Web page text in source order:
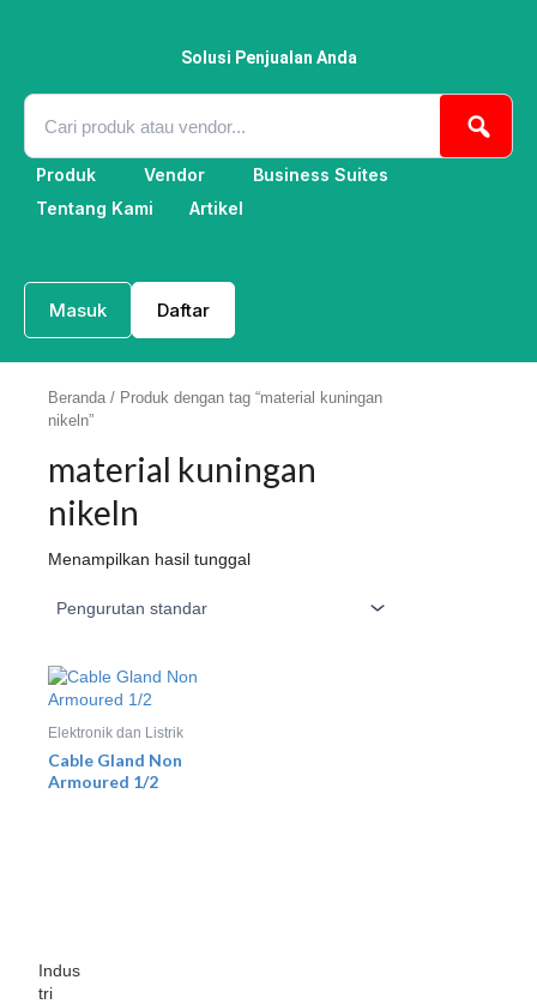
Solusi Penjualan Anda
Produk Vendor
Business Suites
Tentang Kami
Artikel
Masuk Daftar
Indus
tri
Beranda / Produk dengan tag “material kuningan
nikeln”
material kuningan
nikeln
Menampilkan hasil tunggal
Elektronik dan Listrik
Cable Gland Non
Armoured 1/2